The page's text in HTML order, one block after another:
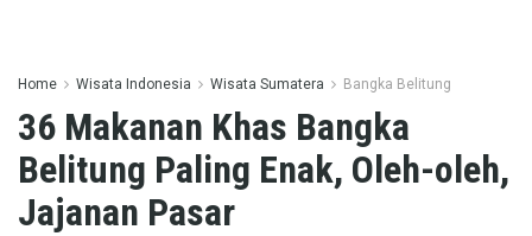
Home Wisata Indonesia Wisata Sumatera Bangka Belitung
36 Makanan Khas Bangka
Belitung Paling Enak, Oleh-oleh,
Jajanan Pasar